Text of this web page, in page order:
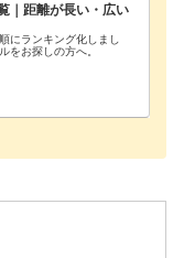
｜距離が長い・広い
にランキング化しまし
をお探しの方へ。